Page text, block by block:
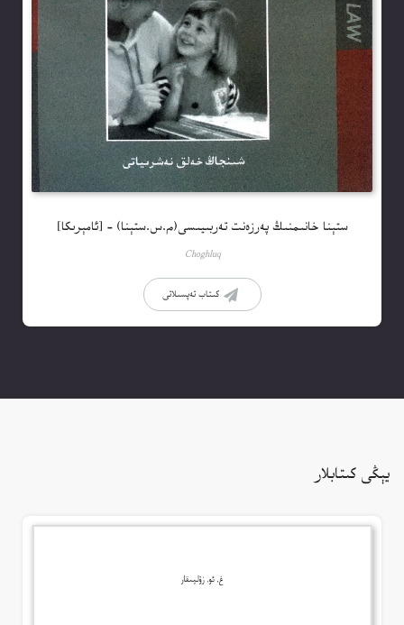
ستېنا خانىمنىڭ پەرزەنت تەربىيىسى(م.س.ستېنا) – [ئامېرىكا]
Choghluq
كىتاب تەپسىلاتى
يېڭى كىتابلار